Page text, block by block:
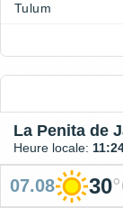
Tulum
La Penita de
Heure locale:
07.08 30°